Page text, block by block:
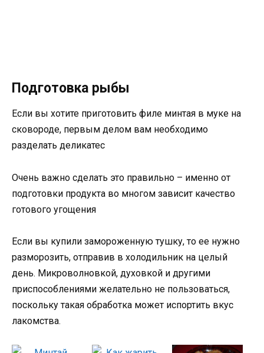
Подготовка рыбы
Если вы хотите приготовить филе минтая в муке на
сковороде, первым делом вам необходимо
разделать деликатес
Очень важно сделать это правильно – именно от
подготовки продукта во многом зависит качество
готового угощения
Если вы купили замороженную тушку, то ее нужно
разморозить, отправив в холодильник на целый
день. Микроволновкой, духовкой и другими
приспособлениями желательно не пользоваться,
поскольку такая обработка может испортить вкус
лакомства.